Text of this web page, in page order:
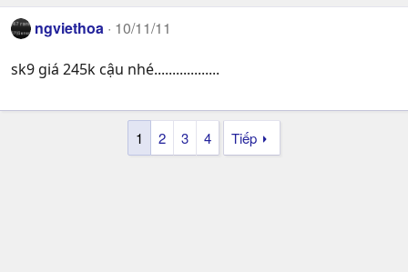
ngviethoa 10/11/11
sk9 giá 245k cậu nhé..................
1 2 3 4 Tiếp